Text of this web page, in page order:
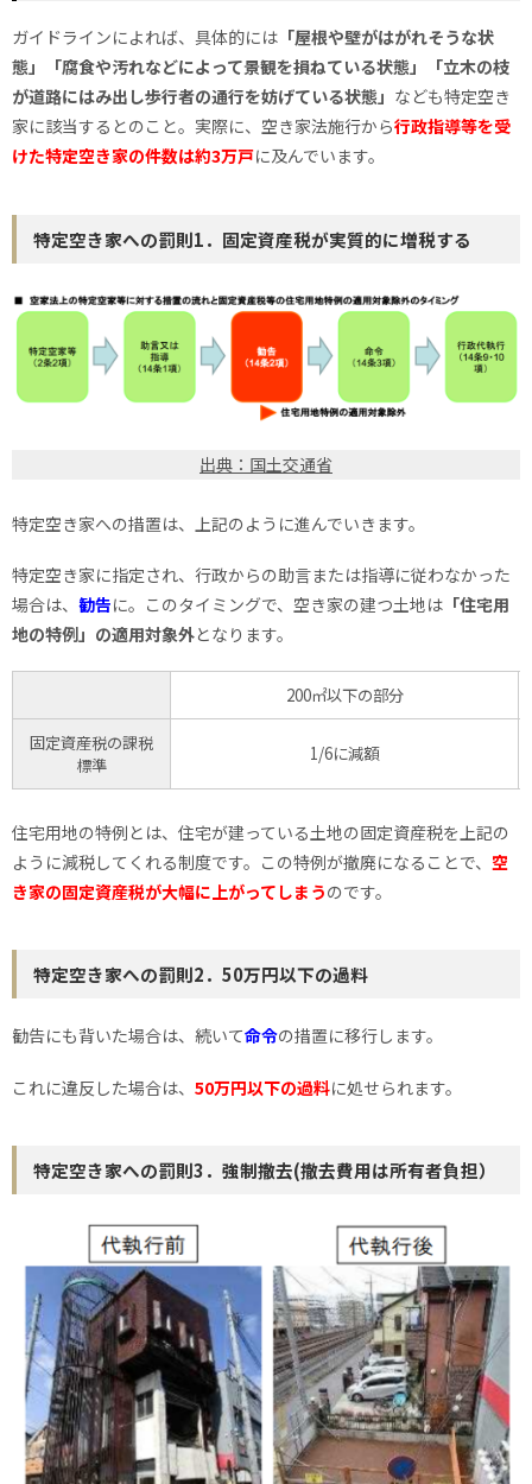
ガイドラインによれば、具体的には 「屋根や壁がはがれそうな状
態」「腐食や汚れなどによって景観を損ねている状態」「立木の枝
が道路にはみ出し歩行者の通行を妨げている状態」 なども特定空き
家に該当するとのこと。実際に、空き家法施行から行政指導等を受
けた特定空き家の件数は約3万戸に及んでいます。
特定空き家への罰則1．固定資産税が実質的に増税する
出典：国土交通省
特定空き家への措置は、上記のように進んでいきます。
特定空き家に指定され、行政からの助言または指導に従わなかった
場合は、 勧告に。このタイミングで、空き家の建つ土地は 「住宅用
地の特例」の適用対象外となります。
200㎡以下の部分
固定資産税の課税
標準
1/6に減額
住宅用地の特例とは、住宅が建っている土地の固定資産税を上記の
ように減税してくれる制度です。この特例が撤廃になることで、 空
き家の固定資産税が大幅に上がってしまうのです。
特定空き家への罰則2．50万円以下の過料
勧告にも背いた場合は、続いて命令の措置に移行します。
これに違反した場合は、 50万円以下の過料に処せられます。
特定空き家への罰則3．強制撤去(撤去費用は所有者負担）